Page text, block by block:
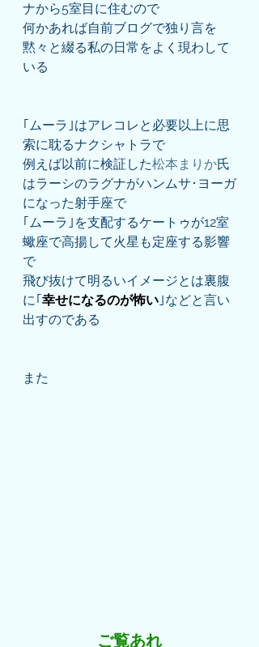
ナから5室目に住むので
何かあれば自前ブログで独り言を
黙々と綴る私の日常をよく現わして
いる
｢ムーラ｣はアレコレと必要以上に思
索に耽るナクシャトラで
例えば以前に検証した松本まりか氏
はラーシのラグナがハンムサ･ヨーガ
になった射手座で
｢ムーラ｣を支配するケートゥが12室
蠍座で高揚して火星も定座する影響
で
飛び抜けて明るいイメージとは裏腹
に｢ 幸せになるのが怖い ｣などと言い
出すのである
また
ご覧あれ